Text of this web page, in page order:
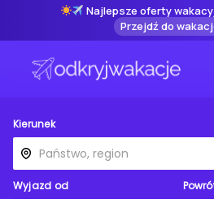
Najlepsze oferty
Przejdź do
Kierunek
Wyjazd od